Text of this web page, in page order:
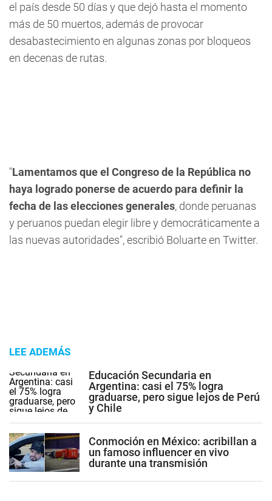
el país desde 50 días y que dejó hasta el momento
más de 50 muertos, además de provocar
desabastecimiento en algunas zonas por bloqueos
en decenas de rutas.
"Lamentamos que el Congreso de la República no
haya logrado ponerse de acuerdo para definir la
fecha de las elecciones generales, donde peruanas
y peruanos puedan elegir libre y democráticamente a
las nuevas autoridades", escribió Boluarte en Twitter.
LEE ADEMÁS
Educación Secundaria en
Argentina: casi el 75% logra
graduarse, pero sigue lejos de Perú
y Chile
Conmoción en México: acribillan a
un famoso influencer en vivo
durante una transmisión